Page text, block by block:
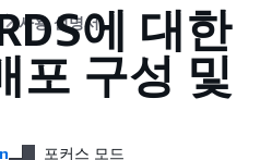
사용 설명서에 대한
포 구성 및
포커스 모드